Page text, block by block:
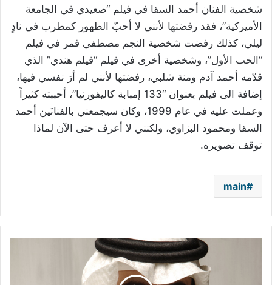
شخصية الفنان أحمد السقا في فيلم “صعيدي في الجامعة
الأميركية”، فقد رفضتها لأنني لا أحبّ الظهور كمطرب في نادٍ
ليلي، كذلك رفضت شخصية النجم مصطفى قمر في فيلم
“الحب الأول”، وشخصية أخرى في فيلم “فيلم هندي” الذي
قدّمه أحمد آدم ومنة شلبي، رفضتها لأنني لم أرَ نفسي فيها،
إضافة الى فيلم بعنوان “133 إمبابة كاليفورنيا”، أحببته كثيراً
وعملت عليه في عام 1999، وكان سيجمعني بالفنانَين أحمد
السقا ومحمود البزاوي، ولكنني لا أعرف حتى الآن لماذا
توقف تصويره.
main